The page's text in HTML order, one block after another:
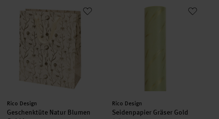
Geschenktüte Natur Blumen Gold L
Hersteller:
Rico Design
Geschenktüte Natur Blumen
Seidenpapier Gräser Gold
Hersteller:
Rico Design
Seidenpapier Gräser Gold